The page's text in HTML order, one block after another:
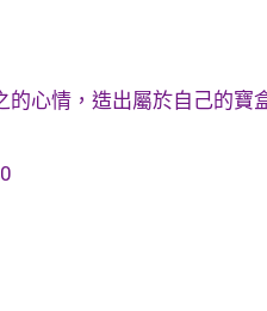
心情，造出屬於自己的寶